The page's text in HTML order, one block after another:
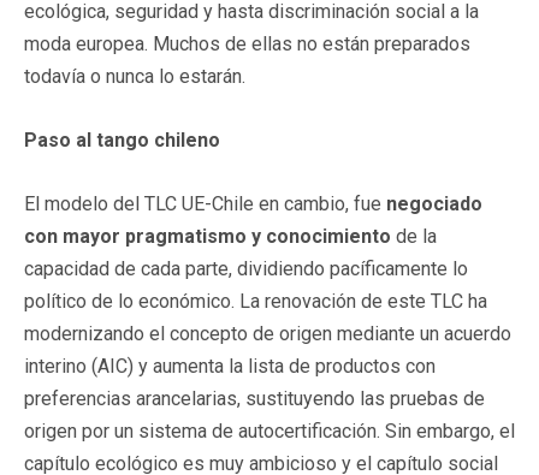
ecológica, seguridad y hasta discriminación social a la
moda europea. Muchos de ellas no están preparados
todavía o nunca lo estarán.
Paso al tango chileno
El modelo del TLC UE-Chile en cambio, fue negociado
con mayor pragmatismo y conocimiento de la
capacidad de cada parte, dividiendo pacíficamente lo
político de lo económico. La renovación de este TLC ha
modernizando el concepto de origen mediante un acuerdo
interino (AIC) y aumenta la lista de productos con
preferencias arancelarias, sustituyendo las pruebas de
origen por un sistema de autocertificación. Sin embargo, el
capítulo ecológico es muy ambicioso y el capítulo social